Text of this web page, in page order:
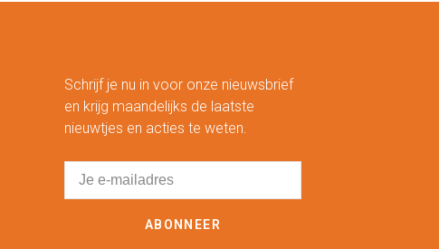
Schrijf je nu in voor onze nieuwsbrief
en krijg maandelijks de laatste
nieuwtjes en acties te weten.
ABONNEER